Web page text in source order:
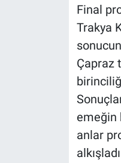
Final
Trakya
Çapraz
emeğin
anlar